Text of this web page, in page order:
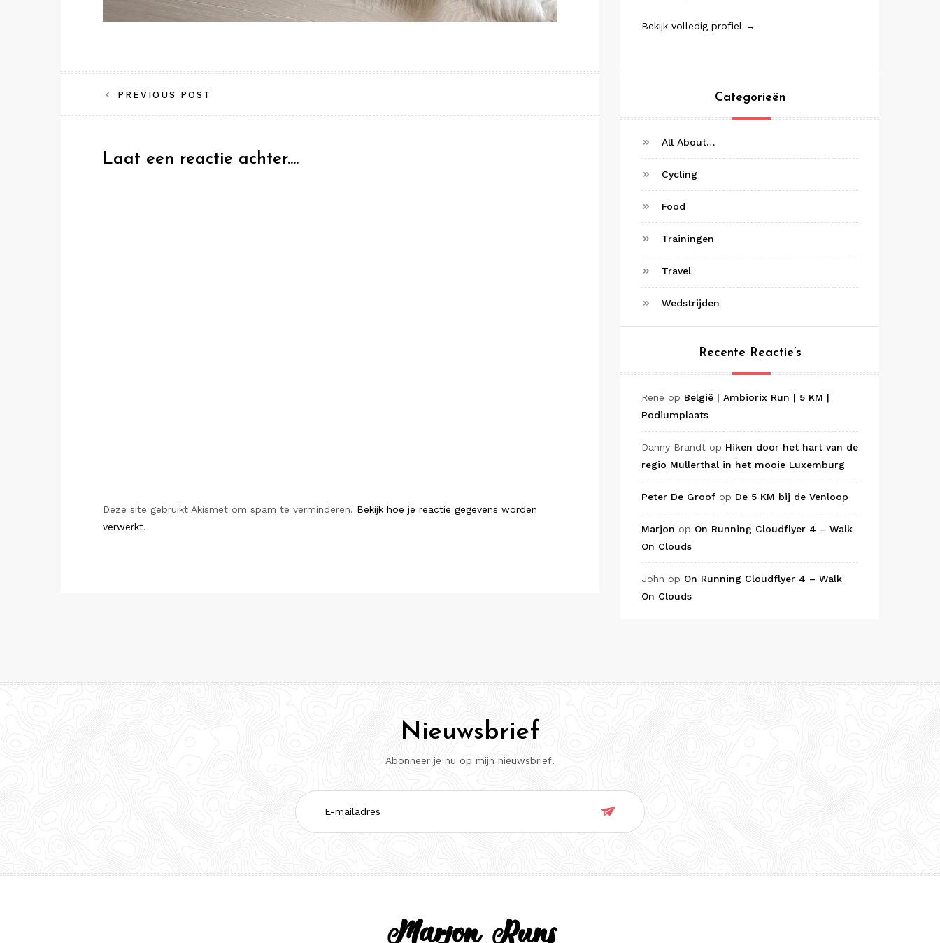
Bericht
navigatie
PREVIOUS POST
Laat een reactie achter....
Deze site gebruikt Akismet om spam te verminderen. Bekijk hoe je reactie gegevens worden
verwerkt.
Bekijk volledig profiel →
Categorieën
All About…
Cycling
Food
Trainingen
Travel
Wedstrijden
Recente Reactie’s
René op België | Ambiorix Run | 5 KM |
Podiumplaats
Danny Brandt op Hiken door het hart van de
regio Müllerthal in het mooie Luxemburg
Peter De Groof op De 5 KM bij de Venloop
Marjon op On Running Cloudflyer 4 – Walk
On Clouds
John op On Running Cloudflyer 4 – Walk
On Clouds
Nieuwsbrief
Abonneer je nu op mijn nieuwsbrief!
E-
mailadres

Marjon Runs